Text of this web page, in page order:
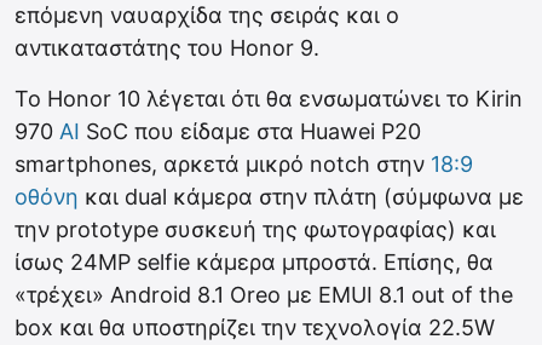
επόμενη ναυαρχίδα της σειράς και ο
αντικαταστάτης του Honor 9.
Το Honor 10 λέγεται ότι θα ενσωματώνει το Kirin
970 AI SoC που είδαμε στα Huawei P20
smartphones, αρκετά μικρό notch στην 18:9
οθόνη και dual κάμερα στην πλάτη (σύμφωνα με
την prototype συσκευή της φωτογραφίας) και
ίσως 24MP selfie κάμερα μπροστά. Επίσης, θα
«τρέχει» Android 8.1 Oreo με EMUI 8.1 out of the
box και θα υποστηρίζει την τεχνολογία 22.5W